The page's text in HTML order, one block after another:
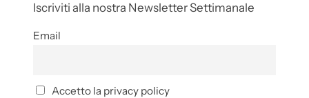
Iscriviti alla nostra Newsletter Settimanale
Email
Accetto la privacy policy